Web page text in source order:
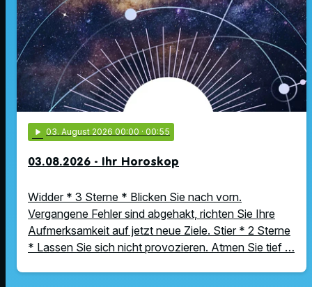
play_arrow 03. August 2026 00:00 · 00:55
03.08.2026 - Ihr Horoskop
Widder * 3 Sterne * Blicken Sie nach vorn.
Vergangene Fehler sind abgehakt, richten Sie Ihre
Aufmerksamkeit auf jetzt neue Ziele. Stier * 2 Sterne
* Lassen Sie sich nicht provozieren. Atmen Sie tief …